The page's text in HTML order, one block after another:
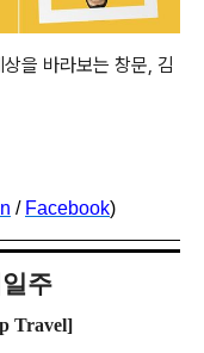
을 바라보는 창문, 김
/ Facebook)
주
Travel]